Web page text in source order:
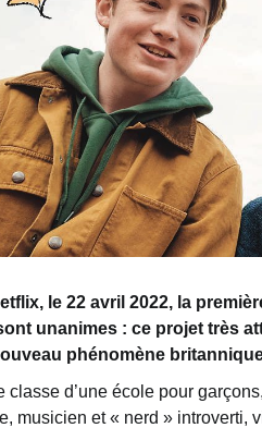
le 22 avril 2022, la
unanimes : ce projet très
phénomène
classe d’une école pour
musicien et « nerd » introverti,